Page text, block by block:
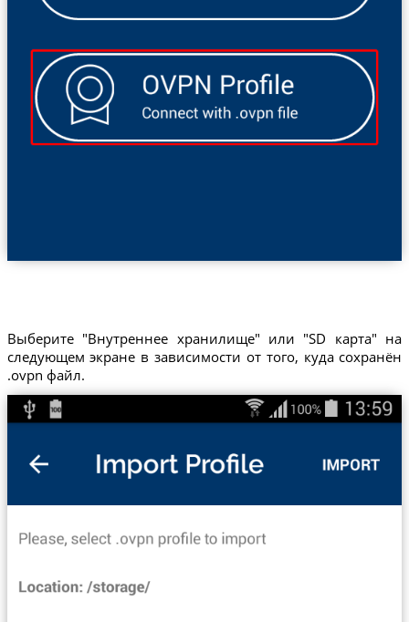
Выберите "Внутреннее хранилище" или "SD карта" на
следующем экране в зависимости от того, куда сохранён
.ovpn файл.